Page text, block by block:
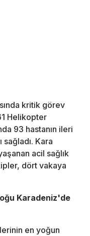
kritik görev
Helikopter
93 hastanın ileri
sağladı. Kara
acil sağlık
dört vakaya
Karadeniz'de
en yoğun